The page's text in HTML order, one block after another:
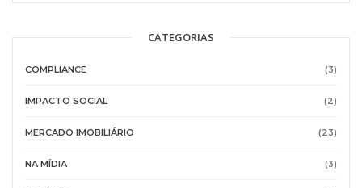
CATEGORIAS
COMPLIANCE (3)
IMPACTO SOCIAL (2)
MERCADO IMOBILIÁRIO (23)
NA MÍDIA (3)